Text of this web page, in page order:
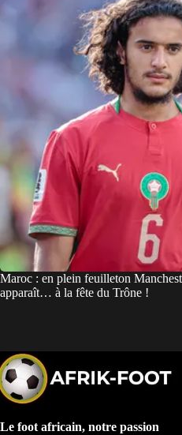
Maroc : en plein feuilleton
apparaît… à la fête du Trône !
Le foot africain, notre passion